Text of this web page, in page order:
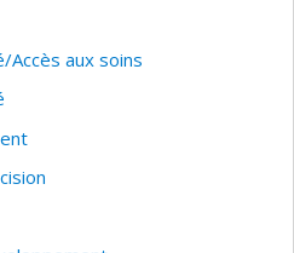
(public et privé)
technique et de
publique
Accès aux soins